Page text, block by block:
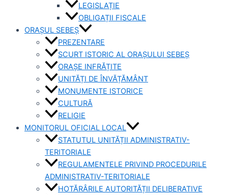
LEGISLAȚIE
OBLIGAȚII FISCALE
ORAȘUL SEBEȘ
PREZENTARE
SCURT ISTORIC AL ORAȘULUI SEBEȘ
ORAȘE INFRĂȚITE
UNITĂȚI DE ÎNVĂȚĂMÂNT
MONUMENTE ISTORICE
CULTURĂ
RELIGIE
MONITORUL OFICIAL LOCAL
STATUTUL UNITĂȚII ADMINISTRATIV-
TERITORIALE
REGULAMENTELE PRIVIND PROCEDURILE
ADMINISTRATIV-TERITORIALE
HOTĂRÂRILE AUTORITĂȚII DELIBERATIVE